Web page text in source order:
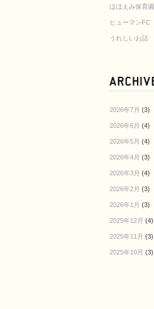
ほほえみ保育園
ヒューマンFC
うれしいお話
2026年7月 (3)
2026年6月 (4)
2026年5月 (4)
2026年4月 (3)
2026年3月 (4)
2026年2月 (3)
2026年1月 (3)
2025年12月 (4)
2025年11月 (3)
2025年10月 (3)